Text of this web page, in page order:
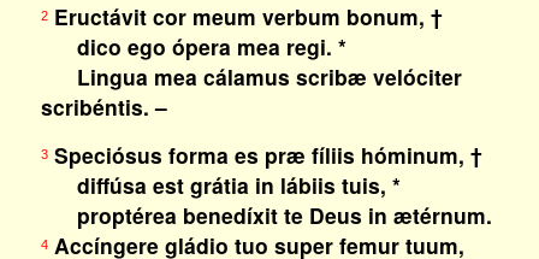
2Eructávit cor meum verbum bonum, †
dico ego ópera mea regi. *
Lingua mea cálamus scribæ velóciter
scribéntis. –
3Speciósus forma es præ fíliis hóminum, †
diffúsa est grátia in lábiis tuis, *
proptérea benedíxit te Deus in ætérnum.
4Accíngere gládio tuo super femur tuum,